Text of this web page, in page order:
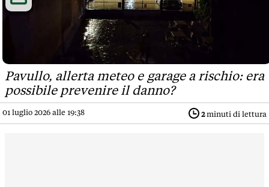
Pavullo, allerta meteo e garage a rischio: era
possibile prevenire il danno?
01 luglio 2026 alle 19:38 2minuti di lettura